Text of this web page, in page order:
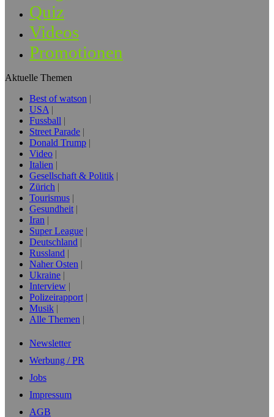
Quiz
Videos
Promotionen
Aktuelle Themen
Best of watson
USA
Fussball
Street Parade
Donald Trump
Video
Italien
Gesellschaft & Politik
Zürich
Tourismus
Gesundheit
Iran
Super League
Deutschland
Russland
Naher Osten
Ukraine
Interview
Polizeirapport
Musik
Alle Themen
Newsletter
Werbung / PR
Jobs
Impressum
AGB